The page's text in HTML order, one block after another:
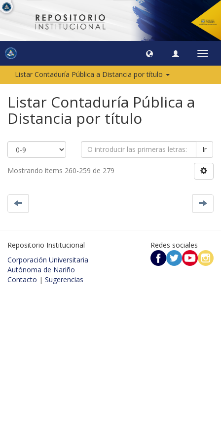
Listar Contaduría Pública a Distancia por título
Listar Contaduría Pública a
Distancia por título
Ir
Mostrando ítems 260-259 de 279
Repositorio Institucional
Corporación Universitaria
Autónoma de Nariño
Contacto | Sugerencias
Redes sociales